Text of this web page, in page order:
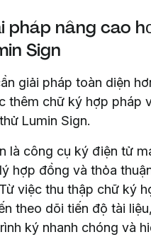
pháp nâng cao
Sign
giải pháp toàn diện
thêm chữ ký hợp pháp
Lumin Sign.
là công cụ ký điện tử
hợp đồng và thỏa
việc thu thập chữ ký
theo dõi tiến độ tài
ký nhanh chóng và